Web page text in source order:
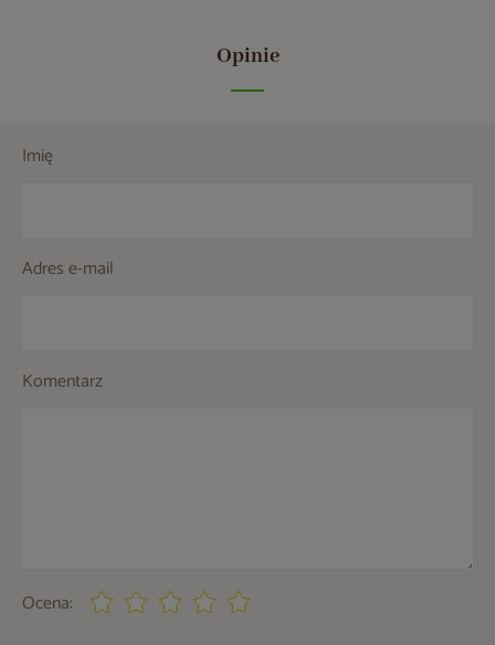
Opinie
Imię
Adres e-mail
Komentarz
Ocena: